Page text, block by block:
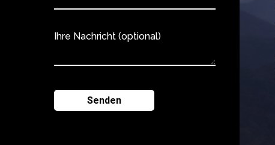
Ihre Nachricht (optional)